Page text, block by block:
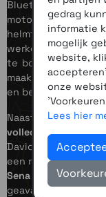
Bluetooth- en
motorrijders en
helmfabrikanten
werken samen met
te bouwen zijn en
maakt montage
en betere
Naast losse
volledig kant-en-
Davidson en onder
een nieuwe 22.06-
Sena Phantom
geavanceerde
gedrag
informatie
mogelijk
website,
onze
Lees hier